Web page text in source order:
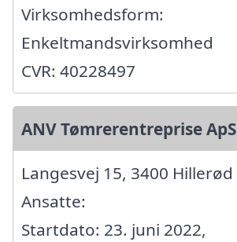
Virksomhedsform:
Enkeltmandsvirksomhed
CVR: 40228497
ANV Tømrerentreprise ApS
Langesvej 15, 3400 Hillerød
Ansatte:
Startdato: 23. juni 2022,